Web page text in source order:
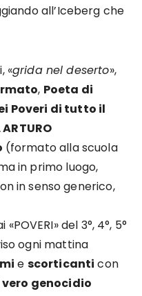
all’Iceberg che
«grida nel deserto»,
, Poeta di
Poveri di tutto il
ARTURO
(formato alla scuola
in primo luogo,
in senso generico,
«POVERI» del 3°, 4°, 5°
ogni mattina
e scorticanti con
vero genocidio